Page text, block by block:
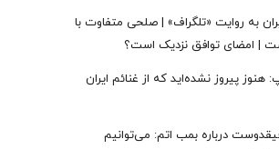
ایشان مذاکره کردیم
به روایت «تلگراف» | صلحی متفاوت با
| امضای توافق نزدیک است؟
هنوز پیروز نشده‌اید که از غنائم ایران
درباره بمب اتم: می‌توانیم